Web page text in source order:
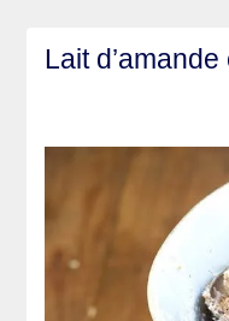
Lait